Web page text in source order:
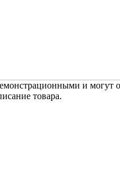
и могут
товара.